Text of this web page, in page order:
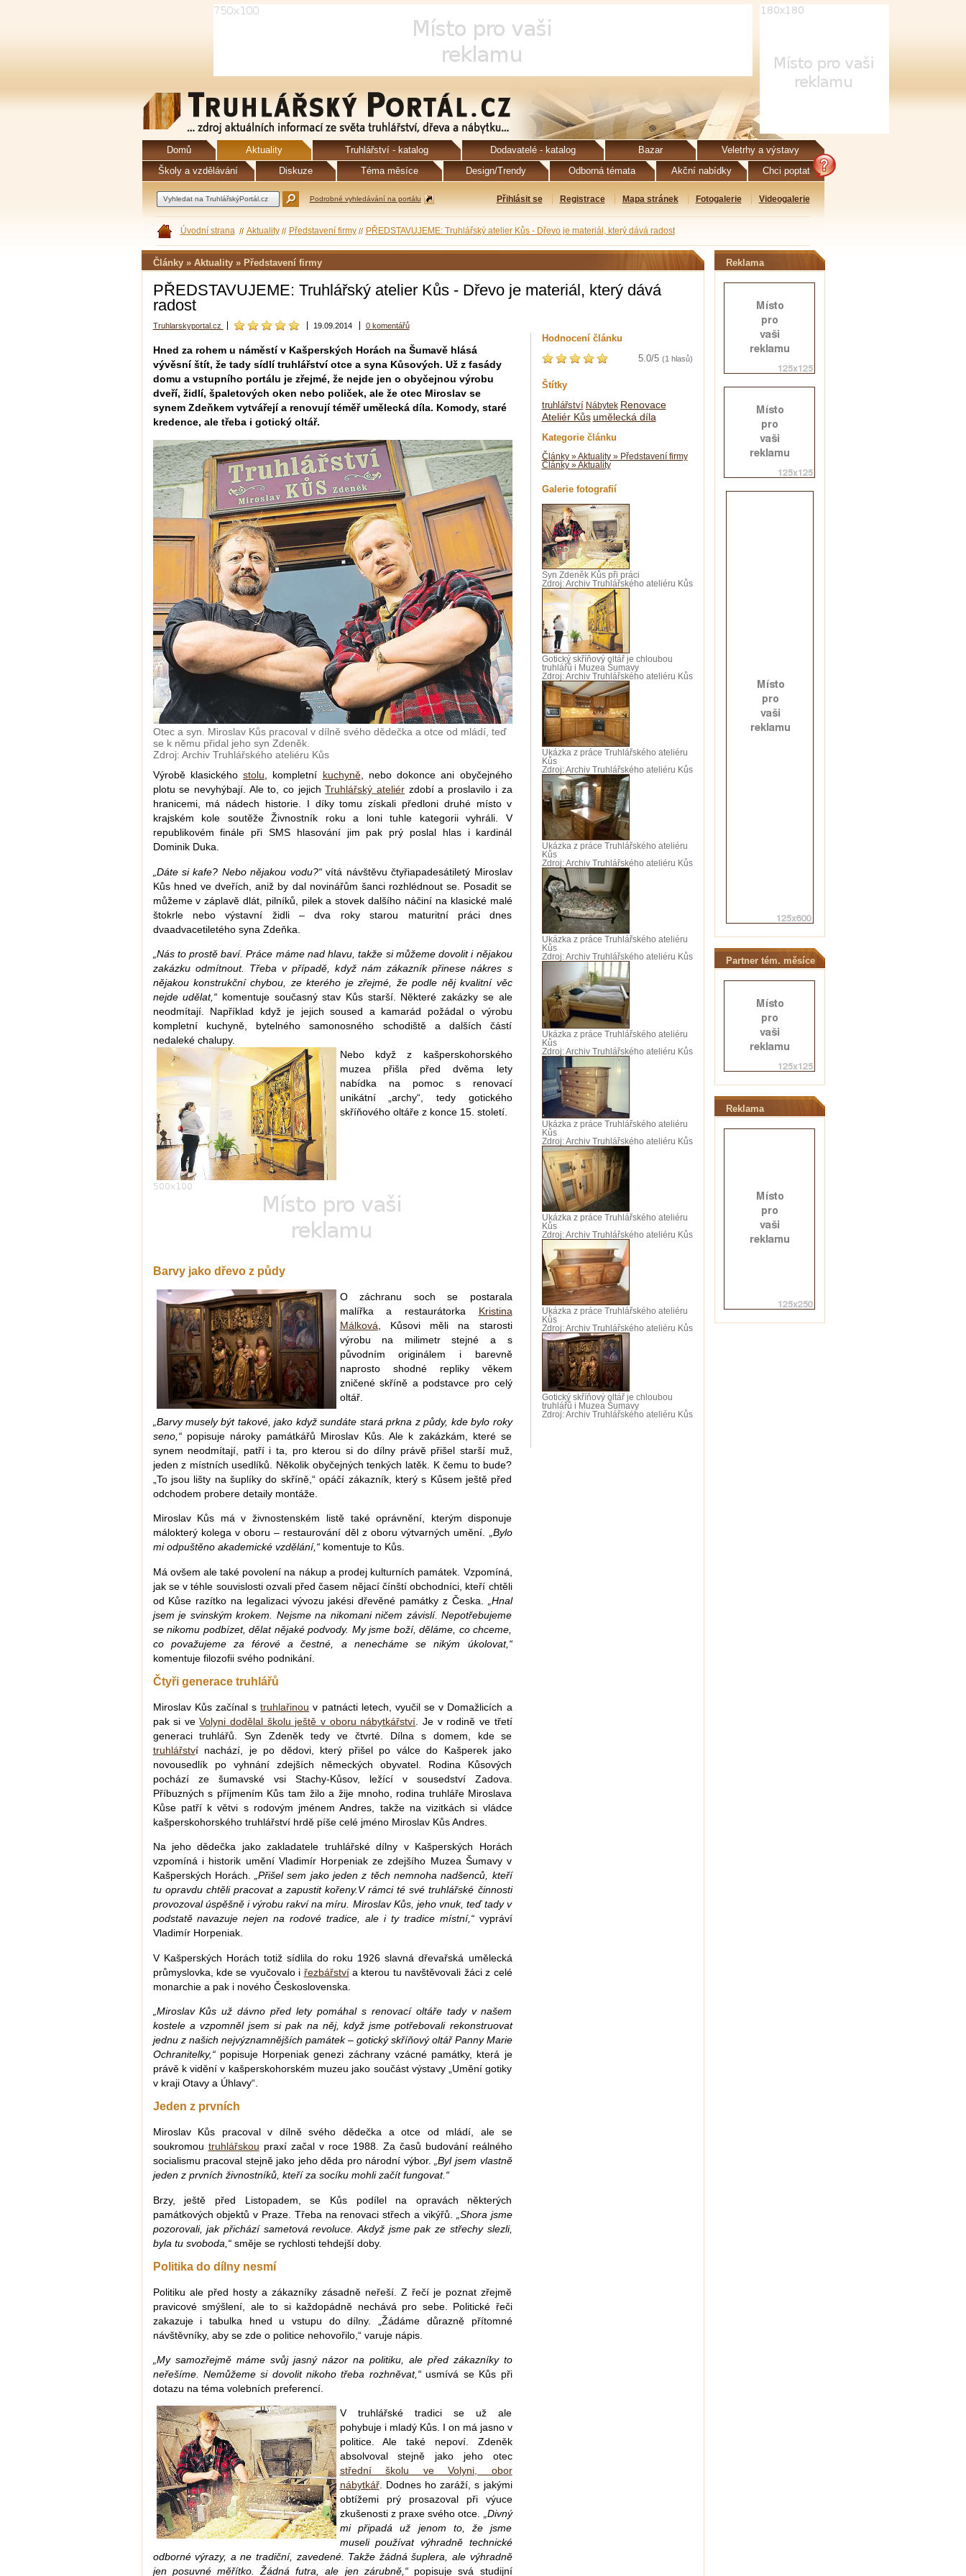
Domů Aktuality Truhlářství - katalog Dodavatelé - katalog Bazar
Veletrhy a výstavy
Školy a vzdělávání
Diskuze Téma měsíce Design/Trendy Odborná témata Akční nabídky Chci poptat
Podrobné vyhledávání na portálu Přihlásit se Registrace Mapa stránek Fotogalerie Videogalerie
Úvodní strana Aktuality Představení firmy PŘEDSTAVUJEME: Truhlářský atelier Kůs - Dřevo je materiál, který dává radost
Články » Aktuality » Představení firmy
PŘEDSTAVUJEME: Truhlářský atelier Kůs - Dřevo je materiál, který dává
radost
Truhlarskyportal.cz 19.09.2014 0 komentářů
Hned za rohem u náměstí v Kašperských Horách na Šumavě hlásá
vývěsní štít, že tady sídlí truhlářství otce a syna Kůsových. Už z fasády
domu a vstupního portálu je zřejmé, že nejde jen o obyčejnou výrobu
dveří, židlí, špaletových oken nebo poliček, ale že otec Miroslav se
synem Zdeňkem vytvářejí a renovují téměř umělecká díla. Komody, staré
kredence, ale třeba i gotický oltář.
Otec a syn. Miroslav Kůs pracoval v dílně svého dědečka a otce od mládí, teď
se k němu přidal jeho syn Zdeněk.
Zdroj: Archiv Truhlářského ateliéru Kůs
Výrobě klasického stolu, kompletní kuchyně, nebo dokonce ani obyčejného
plotu se nevyhýbají. Ale to, co jejichTruhlářský ateliér zdobí a proslavilo i za
hranicemi, má nádech historie. I díky tomu získali předloni druhé místo v
krajském kole soutěže Živnostník roku a loni tuhle kategorii vyhráli. V
republikovém finále při SMS hlasování jim pak prý poslal hlas i kardinál
Dominik Duka.
„Dáte si kafe? Nebo nějakou vodu?“vítá návštěvu čtyřiapadesátiletý Miroslav
Kůs hned ve dveřích, aniž by dal novinářům šanci rozhlédnout se. Posadit se
můžeme v záplavě dlát, pilníků, pilek a stovek dalšího náčiní na klasické malé
štokrle nebo výstavní židli – dva roky starou maturitní práci dnes
dvaadvacetiletého syna Zdeňka.
„Nás to prostě baví. Práce máme nad hlavu, takže si můžeme dovolit i nějakou
zakázku odmítnout. Třeba v případě, když nám zákazník přinese nákres s
nějakou konstrukční chybou, ze kterého je zřejmé, že podle něj kvalitní věc
nejde udělat,“ komentuje současný stav Kůs starší. Některé zakázky se ale
neodmítají. Například když je jejich soused a kamarád požádal o výrobu
kompletní kuchyně, bytelného samonosného schodiště a dalších částí
nedaleké chalupy.
Nebo když z kašperskohorského
muzea přišla před dvěma lety
nabídka na pomoc s renovací
unikátní „archy“, tedy gotického
skříňového oltáře z konce 15. století.
Barvy jako dřevo z půdy
O záchranu soch se postarala
malířka a restaurátorka Kristina
Málková , Kůsovi měli na starosti
výrobu na milimetr stejné a s
původním originálem i barevně
naprosto shodné repliky věkem
zničené skříně a podstavce pro celý
oltář.
„Barvy musely být takové, jako když sundáte stará prkna z půdy, kde bylo roky
seno,“popisuje nároky památkářů Miroslav Kůs. Ale k zakázkám, které se
synem neodmítají, patří i ta, pro kterou si do dílny právě přišel starší muž,
jeden z místních usedlíků. Několik obyčejných tenkých latěk. K čemu to bude?
„To jsou lišty na šuplíky do skříně,“ opáčí zákazník, který s Kůsem ještě před
odchodem probere detaily montáže.
Miroslav Kůs má v živnostenském listě také oprávnění, kterým disponuje
málokterý kolega v oboru – restaurování děl z oboru výtvarných umění. „Bylo
mi odpuštěno akademické vzdělání,“komentuje to Kůs.
Má ovšem ale také povolení na nákup a prodej kulturních památek. Vzpomíná,
jak se v téhle souvislosti ozvali před časem nějací čínští obchodníci, kteří chtěli
od Kůse razítko na legalizaci vývozu jakési dřevěné památky z Česka.
„Hnal
jsem je svinským krokem. Nejsme na nikomani ničem závislí. Nepotřebujeme
se nikomu podbízet, dělat nějaké podvody. My jsme boží, děláme, co chceme,
co považujeme za férové a čestné, a nenecháme se nikým úkolovat,“
komentuje filozofii svého podnikání.
Čtyři generace truhlářů
Miroslav Kůs začínal struhlařinou v patnácti letech, vyučil se v Domažlicích a
pak si veVolyni dodělal školu ještě v oboru nábytkářství . Je v rodině ve třetí
generaci truhlářů. Syn Zdeněk tedy ve čtvrté. Dílna s domem, kde se
truhlářství nachází, je po dědovi, který přišel po válce do Kašperek jako
novousedlík po vyhnání zdejších německých obyvatel. Rodina Kůsových
pochází ze šumavské vsi Stachy-Kůsov, ležící v sousedství Zadova.
Příbuzných s příjmením Kůs tam žilo a žije mnoho, rodina truhláře Miroslava
Kůse patří k větvi s rodovým jménem Andres, takže na vizitkách si vládce
kašperskohorského truhlářství hrdě píše celé jméno Miroslav Kůs Andres.
Na jeho dědečka jako zakladatele truhlářské dílny v Kašperských Horách
vzpomíná i historik umění Vladimír Horpeniak ze zdejšího Muzea Šumavy v
Kašperských Horách.„Přišel sem jako jeden z těch nemnoha nadšenců, kteří
tu opravdu chtěli pracovat a zapustit kořeny.V rámci té své truhlářské činnosti
provozoval úspěšně i výrobu rakví na míru. Miroslav Kůs, jeho vnuk, teď tady v
podstatě navazuje nejen na rodové tradice, ale i ty tradice místní,“vypráví
Vladimír Horpeniak.
V Kašperských Horách totiž sídlila do roku 1926 slavná dřevařská umělecká
průmyslovka, kde se vyučovalo i řezbářstvía kterou tu navštěvovali žáci z celé
monarchie a pak i nového Československa.
„Miroslav Kůs už dávno před lety pomáhal s renovací oltáře tady v našem
kostele a vzpomněl jsem si pak na něj, když jsme potřebovali rekonstruovat
jednu z našich nejvýznamnějších památek – gotický skříňový oltář Panny Marie
Ochranitelky,“popisuje Horpeniak genezi záchrany vzácné památky, která je
právě k vidění v kašperskohorském muzeu jako součást výstavy „Umění gotiky
v kraji Otavy a Úhlavy“.
Jeden z prvních
Miroslav Kůs pracoval v dílně svého dědečka a otce od mládí, ale se
soukromou truhlářskou praxí začal v roce 1988. Za časů budování reálného
socialismu pracoval stejně jako jeho děda pro národní výbor.„Byl jsem vlastně
jeden z prvních živnostníků, kteří za socíku mohli začít fungovat.“
Brzy, ještě před Listopadem, se Kůs podílel na opravách některých
památkových objektů v Praze. Třeba na renovaci střech a vikýřů.
„Shora jsme
pozorovali, jak přichází sametová revoluce. Akdyž jsme pak ze střechy slezli,
byla tu svoboda,“směje se rychlosti tehdejší doby.
Politika do dílny nesmí
Politiku ale před hosty a zákazníky zásadně neřeší. Z řečí je poznat zřejmě
pravicové smýšlení, ale to si každopádně nechává pro sebe. Politické řeči
zakazuje i tabulka hned u vstupu do dílny. „Žádáme důrazně přítomné
návštěvníky, aby se zde o politice nehovořilo,“ varuje nápis.
„My samozřejmě máme svůj jasný názor na politiku, ale před zákazníky to
neřešíme. Nemůžeme si dovolit nikoho třeba rozhněvat,“usmívá se Kůs při
dotazu na téma volebních preferencí.
V truhlářské tradici se už ale
pohybuje i mladý Kůs. I on má jasno v
politice. Ale také nepoví. Zdeněk
absolvoval stejně jako jeho otec
střední školu ve Volyni, obor
nábytkář. Dodnes ho zaráží, s jakými
obtížemi prý prosazoval při výuce
zkušenosti z praxe svého otce. „Divný
mi připadá už jenom to, že jsme
museli používat výhradně technické
odborné výrazy, a ne tradiční, zavedené. Takže žádná šuplera, ale výhradně
jen posuvné měřítko. Žádná futra, ale jen zárubně,“popisuje svá studijní
Hodnocení článku
5.0/5 (1 hlasů)
Štítky
truhlářství Nábytek Renovace
Ateliér Kůs umělecká díla
Kategorie článku
Články » Aktuality » Představení firmy
Články » Aktuality
Galerie fotografií
Syn Zdeněk Kůs při práci
Zdroj: Archiv Truhlářského ateliéru Kůs
Gotický skříňový oltář je chloubou
truhlářů i Muzea Šumavy
Zdroj: Archiv Truhlářského ateliéru Kůs
Ukázka z práce Truhlářského ateliéru
Kůs
Zdroj: Archiv Truhlářského ateliéru Kůs
Ukázka z práce Truhlářského ateliéru
Kůs
Zdroj: Archiv Truhlářského ateliéru Kůs
Ukázka z práce Truhlářského ateliéru
Kůs
Zdroj: Archiv Truhlářského ateliéru Kůs
Ukázka z práce Truhlářského ateliéru
Kůs
Zdroj: Archiv Truhlářského ateliéru Kůs
Ukázka z práce Truhlářského ateliéru
Kůs
Zdroj: Archiv Truhlářského ateliéru Kůs
Ukázka z práce Truhlářského ateliéru
Kůs
Zdroj: Archiv Truhlářského ateliéru Kůs
Ukázka z práce Truhlářského ateliéru
Kůs
Zdroj: Archiv Truhlářského ateliéru Kůs
Gotický skříňový oltář je chloubou
truhlářů i Muzea Šumavy
Zdroj: Archiv Truhlářského ateliéru Kůs
Reklama
Partner tém. měsíce
Reklama